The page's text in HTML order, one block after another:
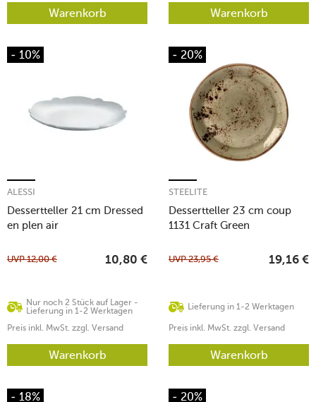
Warenkorb Warenkorb
- 10%
Dessertteller 21 cm Dressed
en plen air
ALESSI
Nur noch 2 Stück auf Lager -
Lieferung in 1-2 Werktagen
UVP12,00 € 10,80 €
Preis inkl. MwSt. zzgl. Versand
Warenkorb
- 20%
Dessertteller 23 cm coup
1131 Craft Green
STEELITE
Lieferung in 1-2 Werktagen
UVP23,95 € 19,16 €
Preis inkl. MwSt. zzgl. Versand
Warenkorb
- 18% - 20%